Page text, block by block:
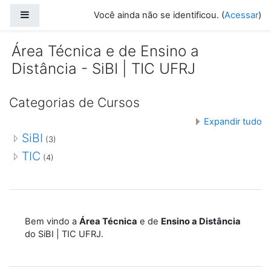
Você ainda não se identificou. (Acessar)
Área Técnica e de Ensino a
Distância - SiBI | TIC UFRJ
Categorias de Cursos
Expandir tudo
SiBI (3)
TIC (4)
Bem vindo a Área Técnica e de Ensino a Distância
do SiBI | TIC UFRJ.